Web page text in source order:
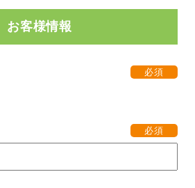
お客様情報
必須
必須